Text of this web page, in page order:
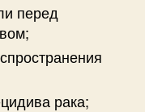
перед
рака;